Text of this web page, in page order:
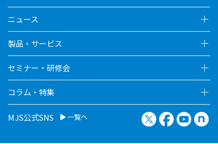
ニュース
製品・サービス
セミナー・研修会
コラム・特集
MJS公式SNS 一覧へ X（旧Twitter）
Facebook